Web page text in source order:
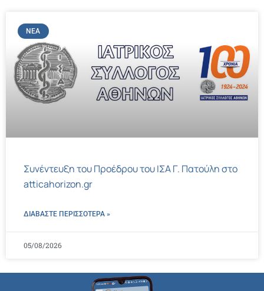
ΝΈΑ
Συνέντευξη του Προέδρου του ΙΣΑ Γ. Πατούλη στο
atticahorizon.gr
ΔΙΑΒΑΣΤΕ ΠΕΡΙΣΣΌΤΕΡΑ »
05/08/2026